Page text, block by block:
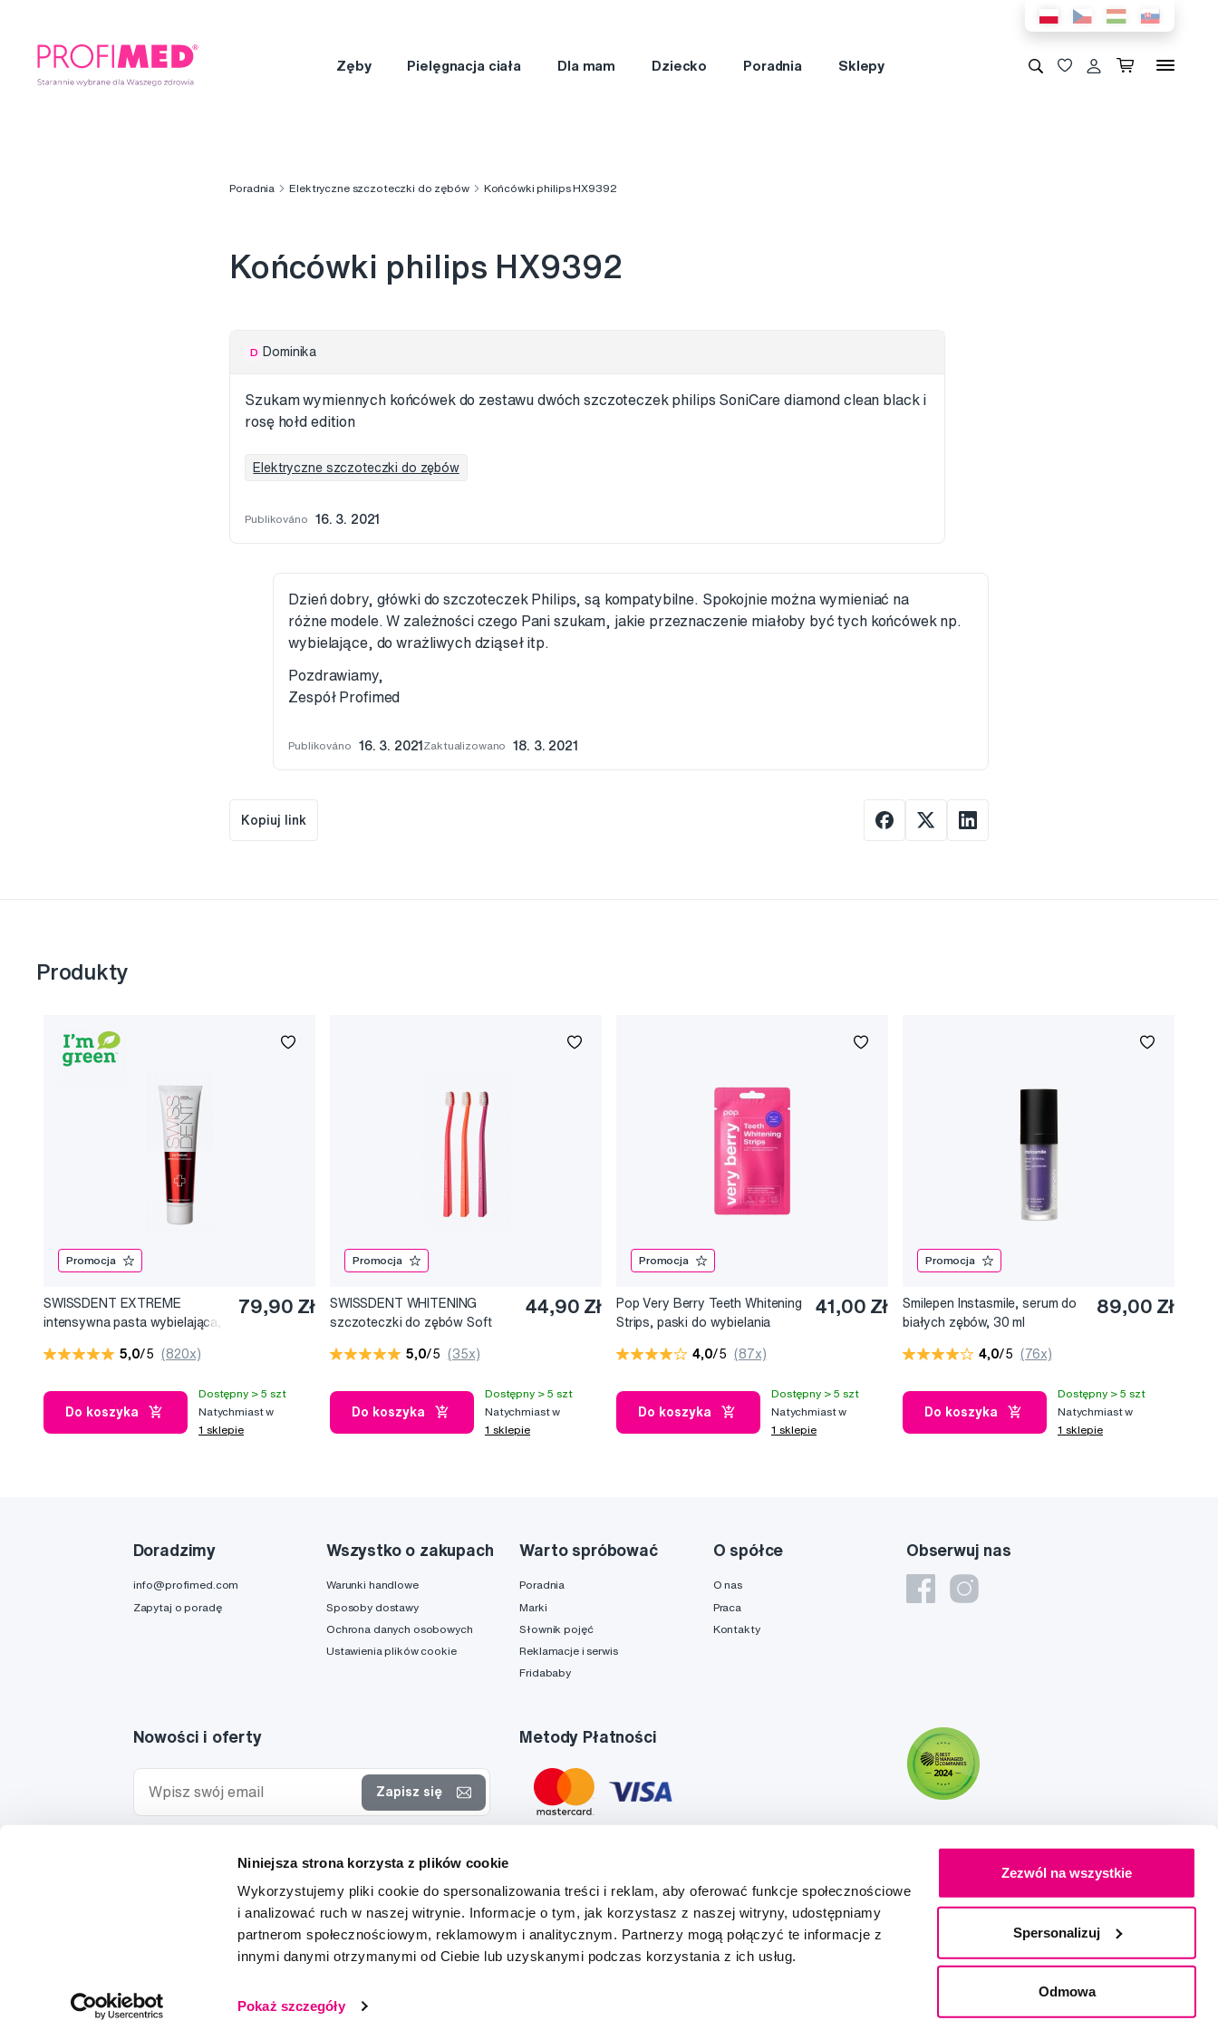
Niniejsza strona korzysta z plików cookie
Wykorzystujemy pliki cookie do spersonalizowania treści i reklam, aby oferować funkcje społecznościowe
i analizować ruch w naszej witrynie. Informacje o tym, jak korzystasz z naszej witryny, udostępniamy
partnerom społecznościowym, reklamowym i analitycznym. Partnerzy mogą połączyć te informacje z
innymi danymi otrzymanymi od Ciebie lub uzyskanymi podczas korzystania z ich usług.
Pokaż szczegóły
Zezwól na wszystkie
Spersonalizuj
Odmowa
Zęby Pielęgnacja ciała Dla mam Dziecko Poradnia Sklepy
Poradnia Elektryczne szczoteczki do zębów Końcówki philips HX9392
Końcówki philips HX9392
D Dominika
Szukam wymiennych końcówek do zestawu dwóch szczoteczek philips SoniCare diamond clean black i
rosę hołd edition
Elektryczne szczoteczki do zębów
Publikováno 16. 3. 2021
Dzień dobry, główki do szczoteczek Philips, są kompatybilne. Spokojnie można wymieniać na
różne modele. W zależności czego Pani szukam, jakie przeznaczenie miałoby być tych końcówek np.
wybielające, do wrażliwych dziąseł itp.
Pozdrawiamy,
Zespół Profimed
Publikováno 16. 3. 2021 Zaktualizowano 18. 3. 2021
Kopiuj link
Produkty
Promocja
SWISSDENT EXTREME
intensywna pasta wybielająca,
79,90 Zł
5,0/5 (820x)
Do koszyka
Dostępny > 5 szt
Natychmiast w
1 sklepie
Promocja
SWISSDENT WHITENING
szczoteczki do zębów Soft
44,90 Zł
5,0/5 (35x)
Do koszyka
Dostępny > 5 szt
Natychmiast w
1 sklepie
Promocja
Pop Very Berry Teeth Whitening
Strips, paski do wybielania
41,00 Zł
4,0/5 (87x)
Do koszyka
Dostępny > 5 szt
Natychmiast w
1 sklepie
Promocja
Smilepen Instasmile, serum do
białych zębów, 30 ml
89,00 Zł
4,0/5 (76x)
Do koszyka
Dostępny > 5 szt
Natychmiast w
1 sklepie
Obserwuj nas
Doradzimy
info@profimed.com
Zapytaj o poradę
Wszystko o zakupach
Warunki handlowe
Sposoby dostawy
Ochrona danych osobowych
Ustawienia plików cookie
Warto spróbować
Poradnia
Marki
Słownik pojęć
Reklamacje i serwis
Fridababy
O spółce
O nas
Praca
Kontakty
Nowości i oferty
Zapisz się
specjalnych i wyrażam zgodę naprzetwarzanie danych
w tym celu.
Metody Płatności
Tato stránka je chráněna službou reCAPTCHA a platí zdeZásady ochrany soukromí a
Stworzony z miłościąIZON+2FRESH